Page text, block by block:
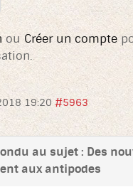
ou Créer un compte
19:20 #5963
au sujet : Des
aux antipodes